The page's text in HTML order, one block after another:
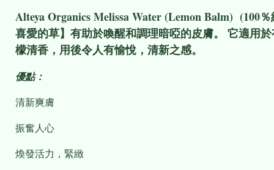
Alteya Organics Melissa Water (Lemon Balm) (100
喜愛的草】有助於喚醒和調理暗啞的皮膚。 它適用
檬清香，用後令人有愉悅，清新之感。
優點：
清新爽膚
振奮人心
煥發活力，緊緻